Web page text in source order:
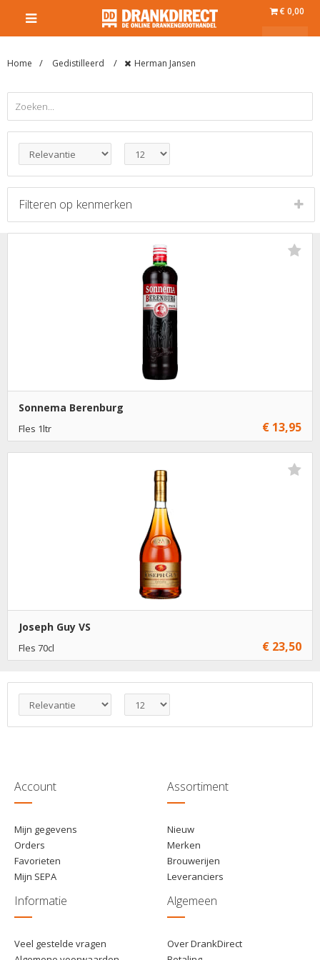
€ 0,00
Home Gedistilleerd Herman Jansen
Filteren op kenmerken
Sonnema Berenburg
Fles 1ltr € 13,95
Joseph Guy VS
Fles 70cl € 23,50
€ 23,50 1 Toevoegen
€ 22,50
Account
Mijn gegevens
Orders
Favorieten
Mijn SEPA
Assortiment
Nieuw
Merken
Brouwerijen
Leveranciers
Informatie
Veel gestelde vragen
Algemeen
Over DrankDirect